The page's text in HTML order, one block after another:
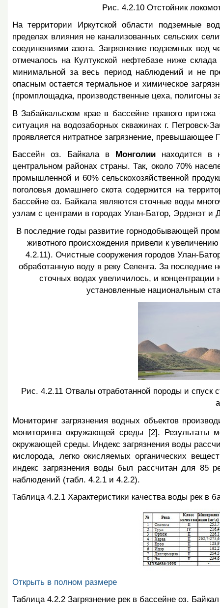
Рис. 4.2.10 Отстойник
На территории Иркутской области подземные
пределах влияния не канализованных сельских
соединениями азота. Загрязнение подземных вод
отмечалось на Култукской нефтебазе ниже
минимальной за весь период наблюдений и не
опасным остается термальное и химическое
(промплощадка, производственные цеха, полигоны
В Забайкальском крае в бассейне правого
ситуация на водозаборных скважинах г. Петровск-
проявляется нитратное загрязнение, превышающее
Бассейн оз. Байкала в
Монголиинаходится в
центральном районах страны. Так, около 70%
промышленной и 60% сельскохозяйственной
поголовья домашнего скота содержится на
бассейне оз. Байкала являются сточные воды
узлам с центрами в городах Улан-Батор, Эрдэнэт и
В последние годы развитие горнодобывающей
животного происхождения привели к
4.2.11). Очистные сооружения городов Улан-
обработанную воду в реку Селенга. За последние
сточных водах увеличилось, и
установленные национальным
Рис. 4.2.11 Отвалы отработанной породы и
Мониторинг загрязнения водных объектов
мониторинга окружающей среды [2]. Результаты
окружающей среды. Индекс загрязнения воды
кислорода, легко окисляемых органических
индекс загрязнения воды был рассчитан для 85
наблюдений (табл. 4.2.1 и 4.2.2).
Таблица 4.2.1 Характеристики качества воды рек в
Открыть в полном размере
Таблица 4.2.2 Загрязнение рек в бассейне оз.